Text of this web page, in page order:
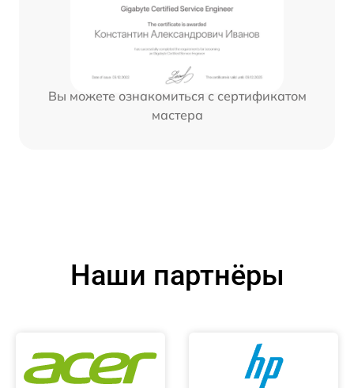
Вы можете ознакомиться с сертификатом
мастера
Наши партнёры